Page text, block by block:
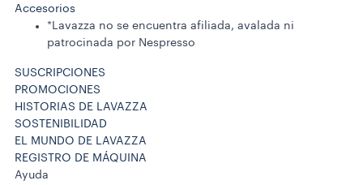
Accesorios
*Lavazza no se encuentra afiliada, avalada ni
patrocinada por Nespresso
SUSCRIPCIONES
PROMOCIONES
HISTORIAS DE LAVAZZA
SOSTENIBILIDAD
EL MUNDO DE LAVAZZA
REGISTRO DE MÁQUINA
Ayuda